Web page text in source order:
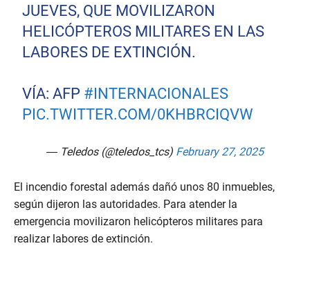
JUEVES, QUE MOVILIZARON
HELICÓPTEROS MILITARES EN LAS
LABORES DE EXTINCIÓN.
VÍA: AFP #INTERNACIONALES
PIC.TWITTER.COM/0KHBRCIQVW
— Teledos (@teledos_tcs) February 27, 2025
El incendio forestal además dañó unos 80 inmuebles,
según dijeron las autoridades. Para atender la
emergencia movilizaron helicópteros militares para
realizar labores de extinción.